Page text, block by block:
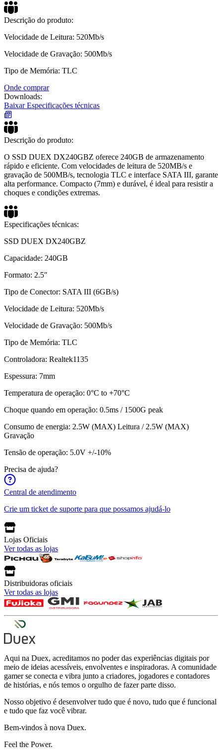
Descrição do produto:
Velocidade de Leitura: 520Mb/s
Velocidade de Gravação: 500Mb/s
Tipo de Memória: TLC
Onde comprar
Downloads:
Baixar Especificações técnicas
Descrição do produto:
O SSD DUEX DX240GBZ oferece 240GB de armazenamento
rápido e eficiente. Com velocidades de leitura de 520MB/s e
gravação de 500MB/s, tecnologia TLC e interface SATA III, garante
alta performance. Compacto (7mm) e durável, é ideal para resistir a
choques e condições extremas.
Especificações técnicas:
SSD DUEX DX240GBZ
Capacidade: 240GB
Formato: 2.5″
Tipo de Conector: SATA III (6GB/s)
Velocidade de Leitura: 520Mb/s
Velocidade de Gravação: 500Mb/s
Tipo de Memória: TLC
Controladora: Realtek1135
Espessura: 7mm
Temperatura de operação: 0°C to +70°C
Choque quando em operação: 0.5ms / 1500G peak
Consumo de energia: 2.5W (MAX) Leitura / 2.5W (MAX)
Gravação
Tensão de operação: 5.0V +/-10%
Precisa de ajuda?
Central de atendimento
Crie um ticket de suporte para que possamos ajudá-lo
Lojas Oficiais
Ver todas as lojas
Distribuidoras oficiais
Ver todas as lojas
Aqui na Duex, acreditamos no poder das experiências digitais por
meio de ideias acessíveis, envolventes e inspiradoras. A comunidade
gamer se conecta e vibra junto a criadores, jogadores e contadores
de histórias, e nós temos o orgulho de fazer parte disso.
Nosso objetivo é desenvolver tudo que é novo, tudo que é funcional
e tudo que faz você vibrar.
Bem-vindos à nova Duex.
Feel the Power.